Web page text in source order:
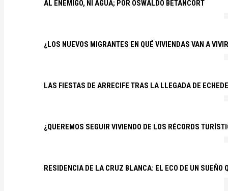
AL ENEMIGO, NI AGUA; POR OSWALDO BETANCORT
¿LOS NUEVOS MIGRANTES EN QUÉ VIVIENDAS VAN A
LAS FIESTAS DE ARRECIFE TRAS LA LLEGADA DE
¿QUEREMOS SEGUIR VIVIENDO DE LOS RÉCORDS
RESIDENCIA DE LA CRUZ BLANCA: EL ECO DE UN SUEÑO